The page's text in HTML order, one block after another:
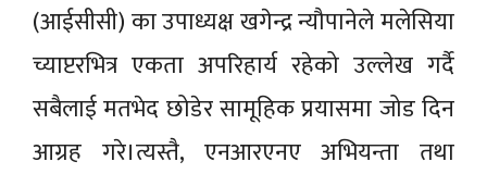
(आईसीसी) का उपाध्यक्ष खगेन्द्र न्यौपानेले मलेसिया
च्याप्टरभित्र एकता अपरिहार्य रहेको उल्लेख गर्दै
सबैलाई मतभेद छोडेर सामूहिक प्रयासमा जोड दिन
आग्रह गरे।त्यस्तै, एनआरएनए अभियन्ता तथा